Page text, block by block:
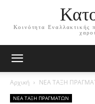
Κοινότητα Εναλλακτικής
Αρχική ΝΕΑ ΤΑΞΗ
ΝΕΑ ΤΑΞΗ ΠΡΑΓΜΑΤΩΝ